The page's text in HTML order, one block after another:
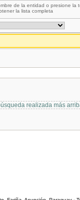
de la entidad o presione la
la lista completa
realizada más